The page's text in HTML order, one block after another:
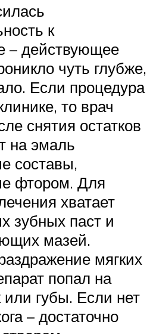
к
– действующее
чуть глубже,
Если процедура
то врач
снятия остатков
на эмаль
составы,
фтором. Для
хватает
зубных паст и
мазей.
мягких
попал на
губы. Если нет
– достаточно